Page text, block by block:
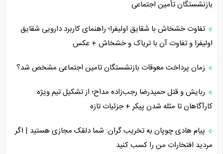
مصالحه نافرجام سعودی – اماراتی
محدودیت صادرات نفت عربستان
پشت‌پرده خشم ترامپ از رسانه‌های منتقد
چگونه مقاومت صحنه جنگ را تغییر می‌دهد؟
جنگ رمضان و معضل حضور نظامیان آمریکایی
تحلیل جامع پدیده تراستی‌ها
تأثیر جنگ ایران و آمریکا بر اقتصاد جهانی
بازنشستگان تأمین اجتماعی
تفاوت خشخاش با شقایق اولیفرا؛ راهنمای کاربرد دارویی شقایق
اولیفرا و تفاوت آن با تریاک و خشخاش + عکس
زمان پرداخت معوقات بازنشستگان تامین اجتماعی مشخص شد؟
ربایش و قتل حمیدرضا رجب‌زاده مداح؛ از تشکیل تیم ویژه
کارآگاهان تا مثله شدن پیکر + جزئیات تازه
پیام هادی چوپان به تخریب گران: شما دلقک مجازی هستید | اگر
مردید افتخارات من را کسب کنید